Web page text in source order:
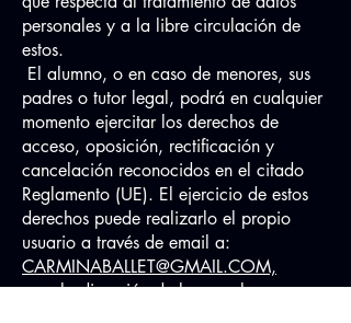
personales y a la libre circulación de
estos.
El alumno, o en caso de menores, sus
padres o tutor legal, podrá en cualquier
momento ejercitar los derechos de
acceso, oposición, rectificación y
cancelación reconocidos en el citado
Reglamento (UE). El ejercicio de estos
derechos puede realizarlo el propio
usuario a través de email a:
CARMINABALLET@GMAIL.COM,
o en la dirección de la escuela: